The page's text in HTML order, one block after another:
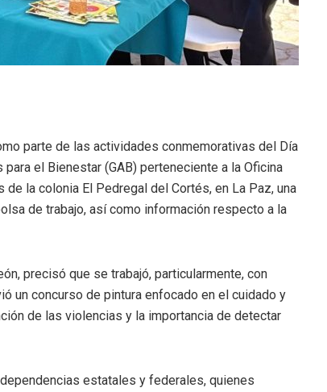
parte de las actividades conmemorativas del Día
el Bienestar (GAB) perteneciente a la Oficina
la colonia El Pedregal del Cortés, en La Paz, una
de trabajo, así como información respecto a la
precisó que se trabajó, particularmente, con
un concurso de pintura enfocado en el cuidado y
de las violencias y la importancia de detectar
estatales y federales, quienes